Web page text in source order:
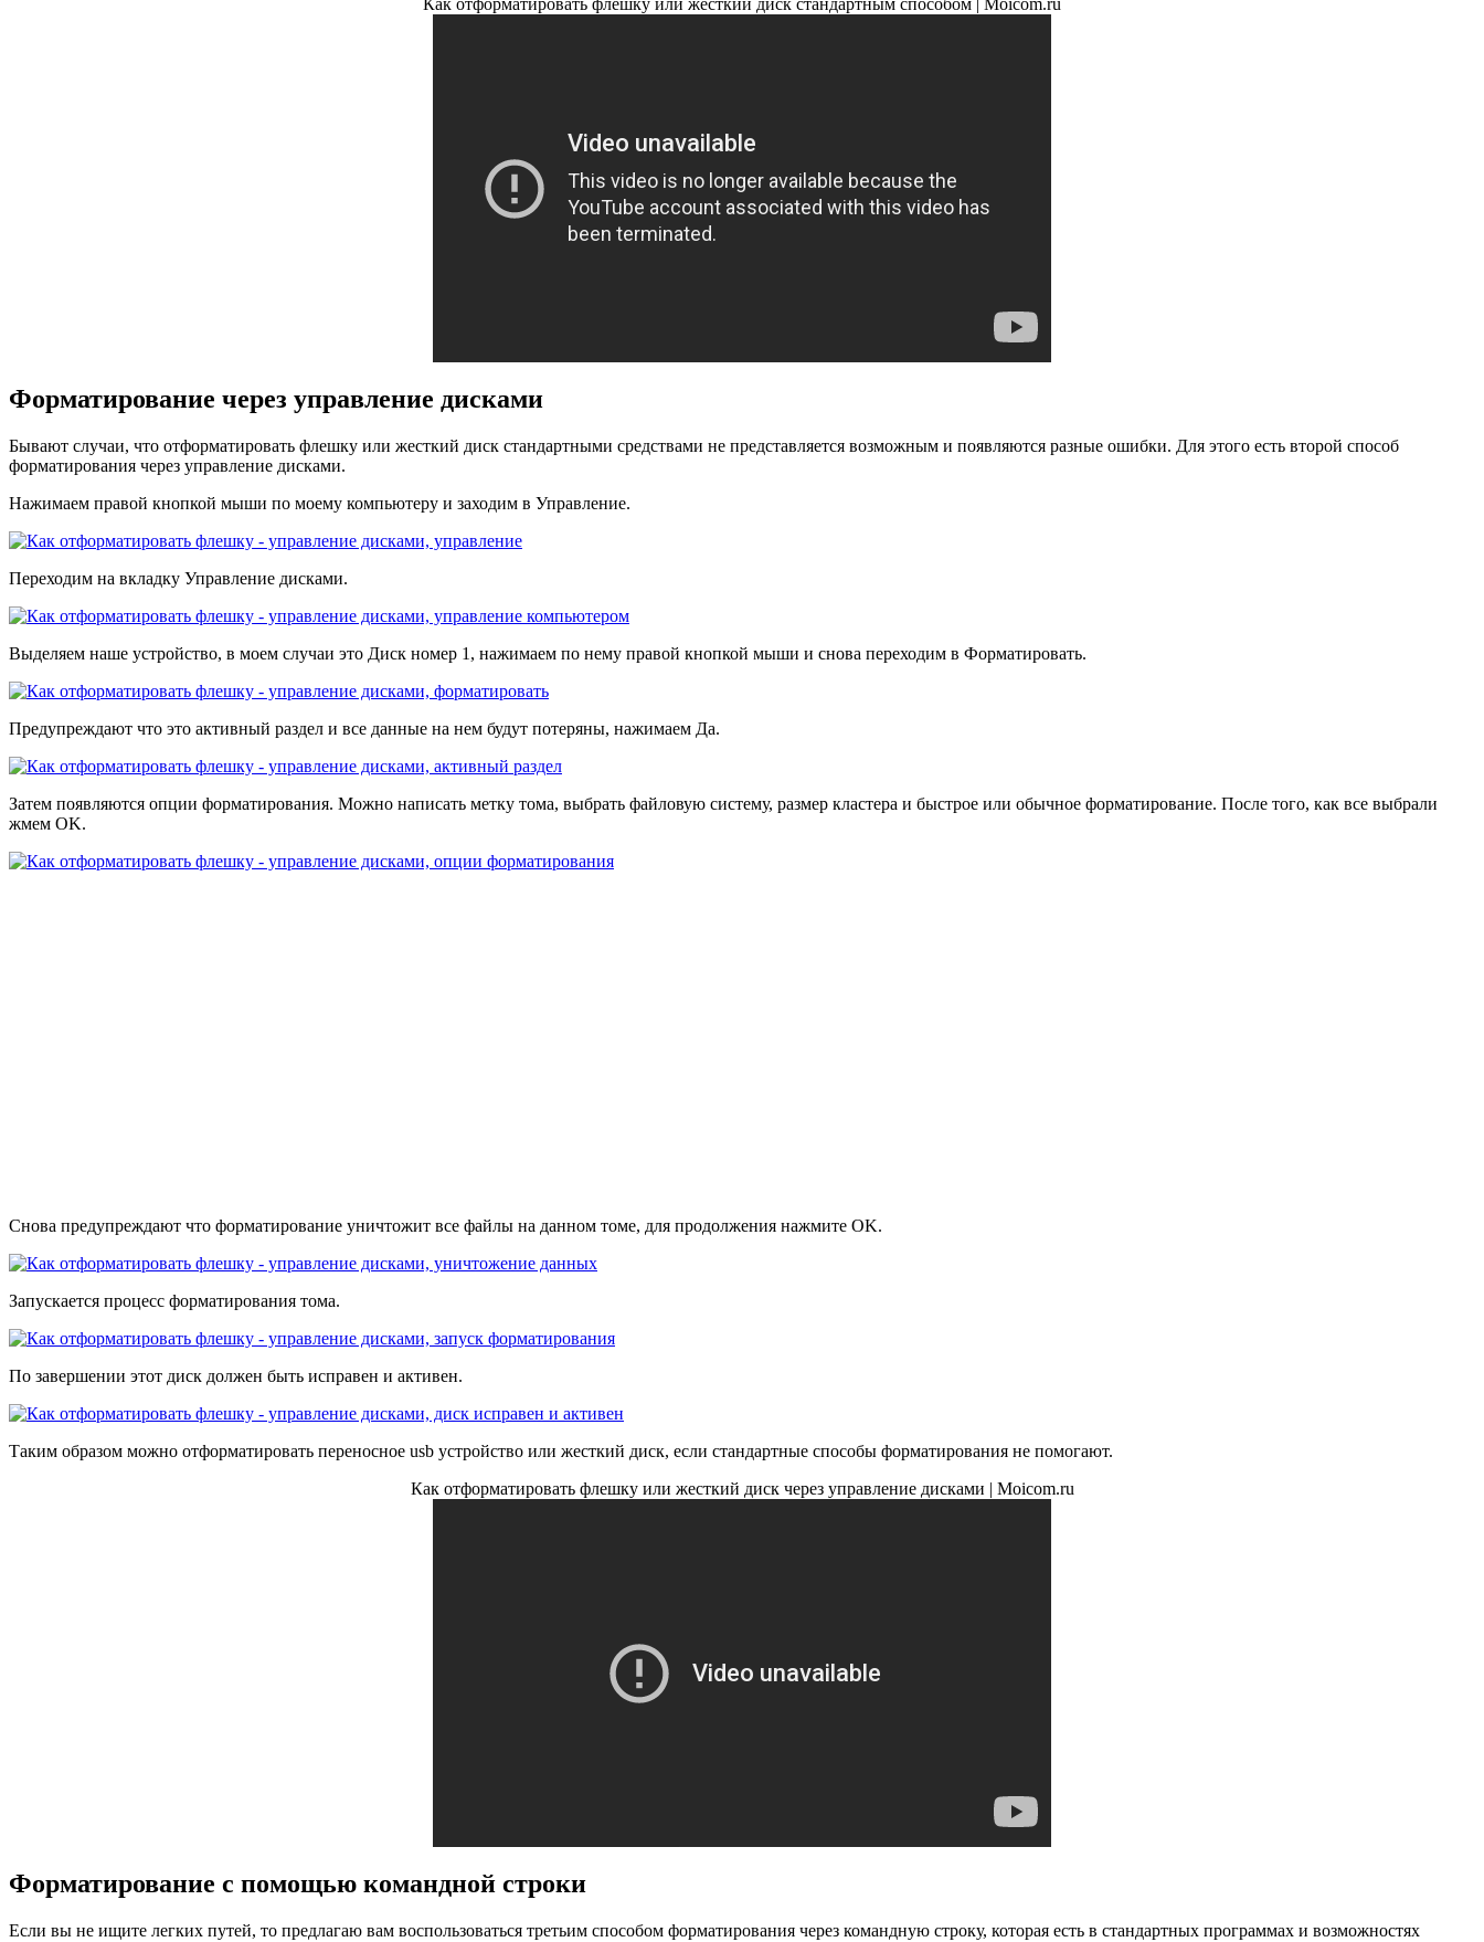
Форматирование через управление дисками
Бывают случаи, что отформатировать флешку или жесткий диск стандартными средствами не представляется возможным и появляются разные ошибки. Для этого есть второй способ
форматирования через управление дисками.
Нажимаем правой кнопкой мыши по моему компьютеру и заходим в Управление.
Переходим на вкладку Управление дисками.
Выделяем наше устройство, в моем случаи это Диск номер 1, нажимаем по нему правой кнопкой мыши и снова переходим в Форматировать.
Предупреждают что это активный раздел и все данные на нем будут потеряны, нажимаем Да.
Затем появляются опции форматирования. Можно написать метку тома, выбрать файловую систему, размер кластера и быстрое или обычное форматирование. После того, как все выбрали
жмем OK.
Снова предупреждают что форматирование уничтожит все файлы на данном томе, для продолжения нажмите OK.
Запускается процесс форматирования тома.
По завершении этот диск должен быть исправен и активен.
Таким образом можно отформатировать переносное usb устройство или жесткий диск, если стандартные способы форматирования не помогают.
Как отформатировать флешку или жесткий диск через управление дисками | Moicom.ru
Форматирование с помощью командной строки
Если вы не ищите легких путей, то предлагаю вам воспользоваться третьим способом форматирования через командную строку, которая есть в стандартных программах и возможностях